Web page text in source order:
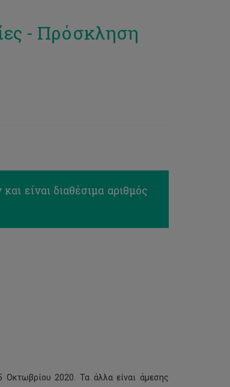
- Πρόσκληση
είναι διαθέσιμα αριθμός
Οκτωβρίου 2020. Τα άλλα είναι άμεσης